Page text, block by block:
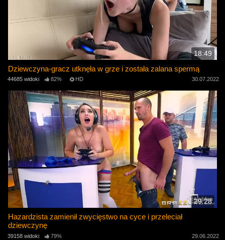
18:49
Dziewczyna-gracz utknęła w grze i została zalana spermą
44685 widoki 82% HD 30.07.2022
29:28
Hazardzista zamienił zwycięstwo na cyce i przeleciał
dziewczynę
39158 widoki 79% 29.06.2022